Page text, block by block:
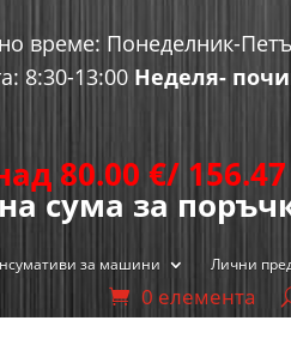
време: Понеделник-
8:30-13:00 Неделя-
80.00 €/
сума за
за машини Лични
0 елемента